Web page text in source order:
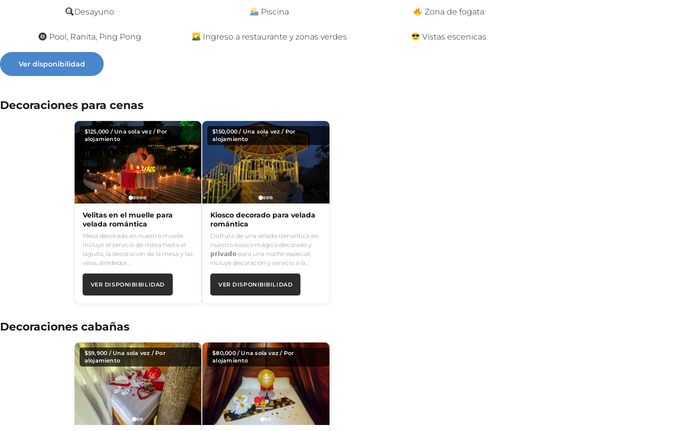
Desayuno Piscina Zona de fogata
Pool, Ranita, Ping Pong Ingreso a restaurante y zonas verdes Vistas escenicas
Ver disponibilidad
Decoraciones para cenas
$125,000 / Una sola vez / Por
alojamiento
Velitas en el muelle para
velada romántica
Mesa decorada en nuestro muelle.
Incluye el servicio de mesa hasta el
laguito, la decoración de la mesa y las
velas alrededor…
VER DISPONIBIBILIDAD
$150,000/ Una sola vez / Por
alojamiento
Kiosco decorado para velada
romántica
Disfruta de una velada romántica en
nuestro kiosco mágico decorado y
𝗽𝗿𝗶𝘃𝗮𝗱𝗼 para una noche especial,
incluye decoración y servicio a la…
VER DISPONIBIBILIDAD
Decoraciones cabañas
$59,900 / Una sola vez / Por
alojamiento
$80,000/ Una sola vez / Por
alojamiento